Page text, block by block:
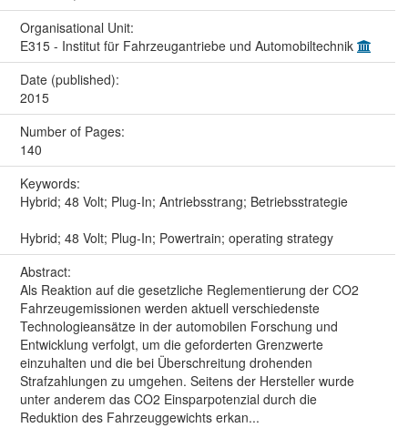
Organisational Unit:
E315 - Institut für Fahrzeugantriebe und Automobiltechnik
Date (published):
2015
Number of Pages:
140
Keywords:
Hybrid; 48 Volt; Plug-In; Antriebsstrang; Betriebsstrategie
Hybrid; 48 Volt; Plug-In; Powertrain; operating strategy
Abstract:
Als Reaktion auf die gesetzliche Reglementierung der CO2
Fahrzeugemissionen werden aktuell verschiedenste
Technologieansätze in der automobilen Forschung und
Entwicklung verfolgt, um die geforderten Grenzwerte
einzuhalten und die bei Überschreitung drohenden
Strafzahlungen zu umgehen. Seitens der Hersteller wurde
unter anderem das CO2 Einsparpotenzial durch die
Reduktion des Fahrzeuggewichts erkan...